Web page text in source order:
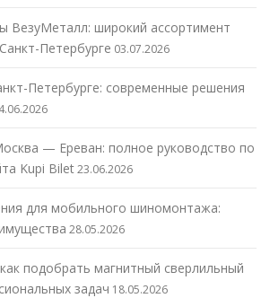
ВезуМеталл: широкий ассортимент
Петербурге 03.07.2026
Петербурге: современные решения
— Ереван: полное руководство по
Kupi Bilet23.06.2026
для мобильного шиномонтажа:
28.05.2026
подобрать магнитный сверлильный
задач 18.05.2026